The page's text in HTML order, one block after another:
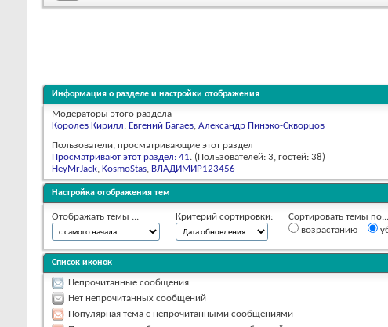
Информация о разделе и настройки отображения
Модераторы этого раздела
Королев Кирилл, Евгений Багаев, Александр Пинэко-Скворцов
Пользователи, просматривающие этот раздел
Просматривают этот раздел: 41. (Пользователей: 3, гостей: 38)
HeyMrJack, KosmoStas, ВЛАДИМИР123456
Настройка отображения тем
Отображать темы ... Критерий сортировки:
Сортировать темы по...
возрастанию
Список иконок
Непрочитанные сообщения
Нет непрочитанных сообщений
Популярная тема с непрочитанными сообщениями